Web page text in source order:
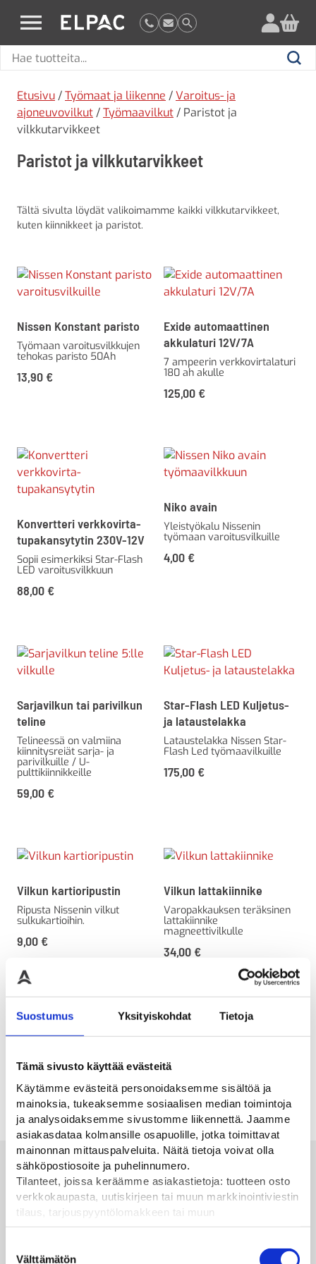
Suostumus Yksityiskohdat Tietoja
Tämä sivusto käyttää evästeitä
Käytämme evästeitä personoidaksemme sisältöä ja
mainoksia, tukeaksemme sosiaalisen median toimintoja
ja analysoidaksemme sivustomme liikennettä. Jaamme
asiakasdataa kolmansille osapuolille, jotka toimittavat
mainonnan mittauspalveluita. Näitä tietoja voivat olla
sähköpostiosoite ja puhelinnumero.
Tilanteet, joissa keräämme asiakastietoja: tuotteen osto
verkkokaupasta, uutiskirjeen tai muun markkinointiviestin
tilaus, tarjouspyyntölomakkeen tai muun
yhteydenottolomakkeen lähettäminen, käyttäjätilin
pyydetään erillinen suostumus tiedon käyttämiseen
Välttämätön
elpac.fi
Hae
Hae
Etusivu /Työmaat ja liikenne /Varoitus- ja
ajoneuvovilkut /Työmaavilkut / Paristot ja
vilkkutarvikkeet
Paristot ja vilkkutarvikkeet
Tältä sivulta löydät valikoimamme kaikki vilkkutarvikkeet,
kuten kiinnikkeet ja paristot.
Nissen Konstant paristo
Työmaan varoitusvilkkujen
tehokas paristo 50Ah
13,90 €
Exide automaattinen
akkulaturi 12V/7A
7 ampeerin verkkovirtalaturi
180 ah akulle
125,00 €
Konvertteri verkkovirta-
tupakansytytin 230V-12V
Sopii esimerkiksi Star-Flash
LED varoitusvilkkuun
88,00 €
Niko avain
Yleistyökalu Nissenin
työmaan varoitusvilkuille
4,00 €
Sarjavilkun tai parivilkun
teline
Telineessä on valmiina
kiinnitysreiät sarja- ja
parivilkuille / U-
pulttikiinnikkeille
59,00 €
Star-Flash LED Kuljetus-
ja lataustelakka
Lataustelakka Nissen Star-
Flash Led työmaavilkuille
175,00 €
Vilkun kartioripustin
Ripusta Nissenin vilkut
sulkukartioihin.
9,00 €
Vilkun lattakiinnike
Varopakkauksen teräksinen
lattakiinnike
magneettivilkulle
34,00€
Kiinnitä vilkku vaivattomasti
9,20€
Nissen vilkun pylväskiinnike
9,50€
Alan parhaat merkit